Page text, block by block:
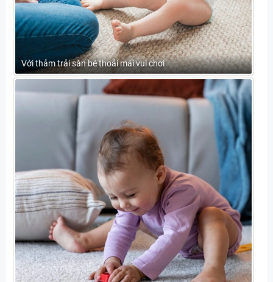
Với thảm trải sàn bé thoải mái vui chơi